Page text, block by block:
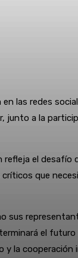
las redes
junto a la
el
que
sus
el
y la cooperación